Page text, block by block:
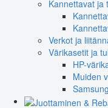
Kannettavat ja
Verkot ja
Värikasetit ja
HP-
Muiden